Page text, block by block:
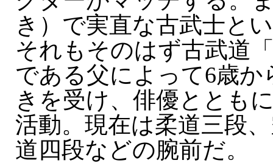
き）で実直な古武士と
それもそのはず古武道
である父によって6歳か
きを受け、俳優ととも
活動。現在は柔道三段
道四段などの腕前だ。